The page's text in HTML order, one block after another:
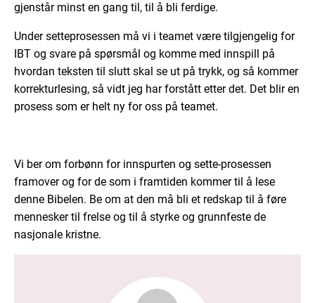
gjenstår minst en gang til, til å bli ferdige.
Under setteprosessen må vi i teamet være tilgjengelig for
IBT og svare på spørsmål og komme med innspill på
hvordan teksten til slutt skal se ut på trykk, og så kommer
korrekturlesing, så vidt jeg har forstått etter det. Det blir en
prosess som er helt ny for oss på teamet.
Vi ber om forbønn for innspurten og sette-prosessen
framover og for de som i framtiden kommer til å lese
denne Bibelen. Be om at den må bli et redskap til å føre
mennesker til frelse og til å styrke og grunnfeste de
nasjonale kristne.